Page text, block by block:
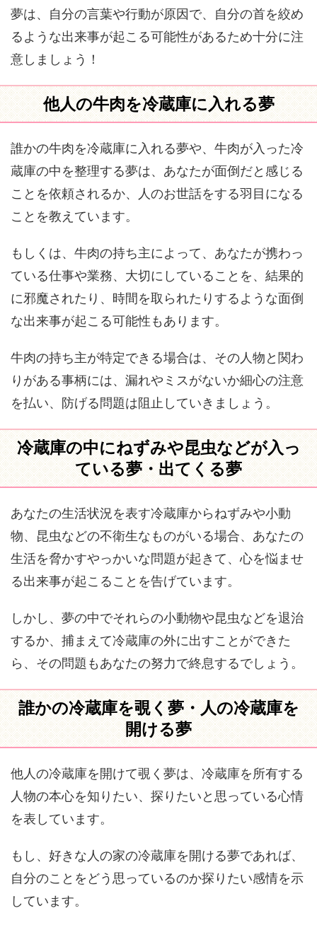
夢は、自分の言葉や行動が原因で、自分の首を絞め
るような出来事が起こる可能性があるため十分に注
意しましょう！
他人の牛肉を冷蔵庫に入れる夢
誰かの牛肉を冷蔵庫に入れる夢や、牛肉が入った冷
蔵庫の中を整理する夢は、あなたが面倒だと感じる
ことを依頼されるか、人のお世話をする羽目になる
ことを教えています。
もしくは、牛肉の持ち主によって、あなたが携わっ
ている仕事や業務、大切にしていることを、結果的
に邪魔されたり、時間を取られたりするような面倒
な出来事が起こる可能性もあります。
牛肉の持ち主が特定できる場合は、その人物と関わ
りがある事柄には、漏れやミスがないか細心の注意
を払い、防げる問題は阻止していきましょう。
冷蔵庫の中にねずみや昆虫などが入っ
ている夢・出てくる夢
あなたの生活状況を表す冷蔵庫からねずみや小動
物、昆虫などの不衛生なものがいる場合、あなたの
生活を脅かすやっかいな問題が起きて、心を悩ませ
る出来事が起こることを告げています。
しかし、夢の中でそれらの小動物や昆虫などを退治
するか、捕まえて冷蔵庫の外に出すことができた
ら、その問題もあなたの努力で終息するでしょう。
誰かの冷蔵庫を覗く夢・人の冷蔵庫を
開ける夢
他人の冷蔵庫を開けて覗く夢は、冷蔵庫を所有する
人物の本心を知りたい、探りたいと思っている心情
を表しています。
もし、好きな人の家の冷蔵庫を開ける夢であれば、
自分のことをどう思っているのか探りたい感情を示
しています。